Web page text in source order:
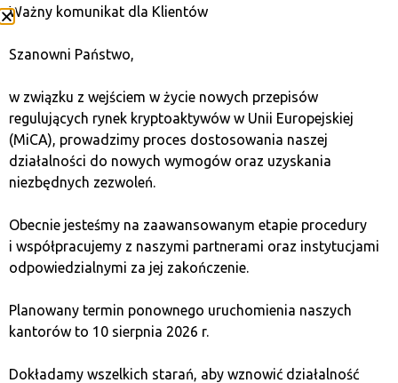
Szybka wymiana kryptowaluty
BTC – kantor Quark
Sieć Quark jest firmą, która zajmuje się legalnym
obrotembitcoinem. Kantor kryptowalutjest
podmiotem zarejestrowanym w KAS – Krajowej
ze sprawdzonego softwaru, który gwarantuje
bezpieczeństwo operacji finansowych.
klientów dla każdego punktu w Polsce. Lokalne
realizują zgodnie politykęszybkiej wymiany
Ważny komunikat dla Klientów
Szanowni Państwo,
w związku z wejściem w życie nowych przepisów
regulujących rynek kryptoaktywów w Unii Europejskiej
(MiCA), prowadzimy proces dostosowania naszej
działalności do nowych wymogów oraz uzyskania
niezbędnych zezwoleń.
Obecnie jesteśmy na zaawansowanym etapie procedury
i współpracujemy z naszymi partnerami oraz instytucjami
odpowiedzialnymi za jej zakończenie.
Planowany termin ponownego uruchomienia naszych
kantorów to 10 sierpnia 2026 r.
Dokładamy wszelkich starań, aby wznowić działalność